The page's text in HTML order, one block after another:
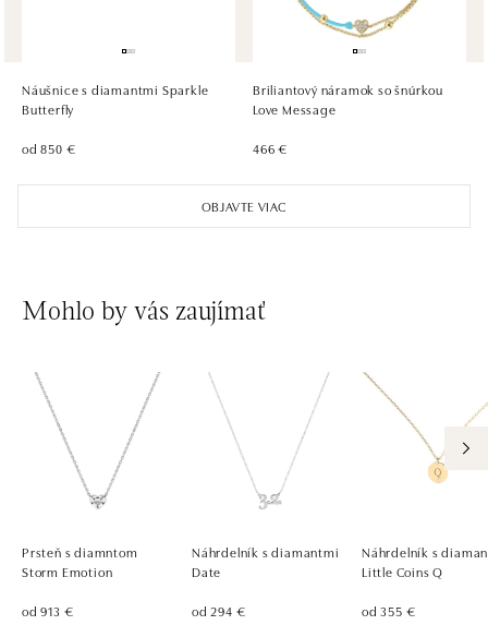
ALOve Westfield Černý most, Praha 9
Chlumecká 765/6, 198 19 Praha 9
dnes otvorené do 21:00
Roztylská 2321/19, 148 00 Praha 4 - Chodov
dnes otvorené do 21:00
OBJAVTE VIAC
Náušnice s diamantmi Sparkle
Butterfly
od 850 €
Briliantový náramok so šnúrkou
Love Message
466 €
Mohlo by vás zaujímať
Prsteň s diamntom
Storm Emotion
od 913 €
Náhrdelník s diamantmi
Date
od 294 €
Náhrdelník s
Little Coins Q
od 355 €